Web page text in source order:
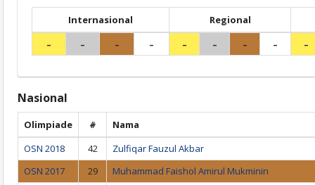
Internasional Regional
- - - - - - - - -
Nasional
Olimpiade #
Nama
OSN 2018
42
Zulfiqar Fauzul Akbar
OSN 2017
29
Muhammad Faishol Amirul Mukminin